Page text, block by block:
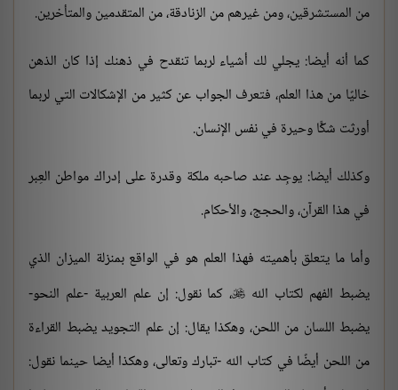
من المستشرقين، ومن غيرهم من الزنادقة، من المتقدمين والمتأخرين.
كما أنه أيضا: يجلي لك أشياء لربما تنقدح في ذهنك إذا كان الذهن
خاليًا من هذا العلم، فتعرف الجواب عن كثير من الإشكالات التي لربما
أورثت شكًّا وحيرة في نفس الإنسان.
وكذلك أيضا: يوجِد عند صاحبه ملكة وقدرة على إدراك مواطن العِبر
في هذا القرآن، والحجج، والأحكام.
وأما ما يتعلق بأهميته فهذا العلم هو في الواقع بمنزلة الميزان الذي
يضبط الفهم لكتاب الله ، كما نقول: إن علم العربية -علم النحو-
يضبط اللسان من اللحن، وهكذا يقال: إن علم التجويد يضبط القراءة
من اللحن أيضًا في كتاب الله -تبارك وتعالى، وهكذا أيضا حينما نقول: